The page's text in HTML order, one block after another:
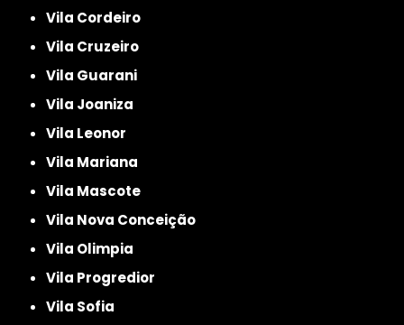
Vila Cordeiro
Vila Cruzeiro
Vila Guarani
Vila Joaniza
Vila Leonor
Vila Mariana
Vila Mascote
Vila Nova Conceição
Vila Olimpia
Vila Progredior
Vila Sofia